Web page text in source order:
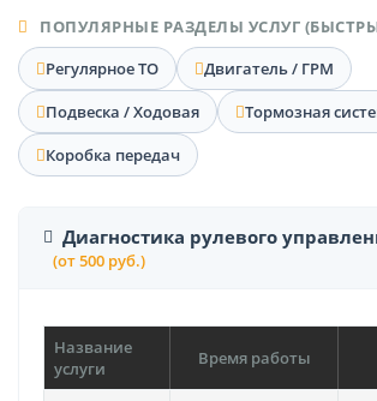
ПОПУЛЯРНЫЕ РАЗДЕЛЫ УСЛУГ
Регулярное ТО
Двигатель / ГРМ
Подвеска / Ходовая
Тормозная
Коробка передач
Диагностика рулевого
(от 500 руб.)
Название
услуги
Время работы